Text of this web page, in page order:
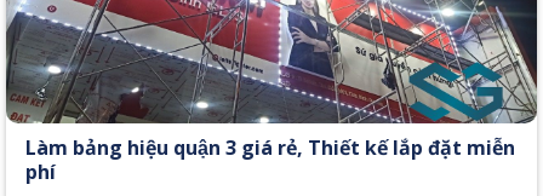
Làm bảng hiệu quận 3 giá rẻ, Thiết kế lắp đặt miễn
phí